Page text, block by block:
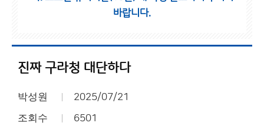
바랍니다.
진짜 구라청 대단하다
박성원 2025/07/21
조회수 6501